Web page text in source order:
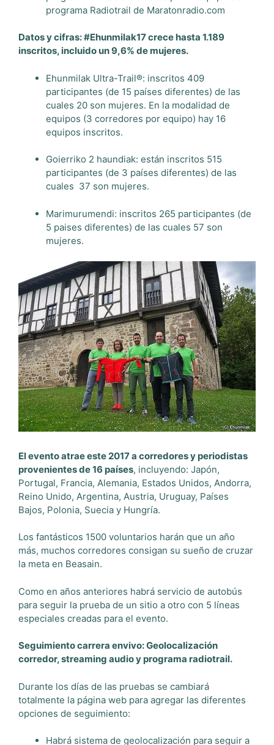
programa Radiotrail de Maratonradio.com
Datos y cifras: #Ehunmilak17 crece hasta 1.189
inscritos, incluido un 9,6% de mujeres.
Ehunmilak Ultra-Trail®: inscritos 409
participantes (de 15 países diferentes) de las
cuales 20 son mujeres. En la modalidad de
equipos (3 corredores por equipo) hay 16
equipos inscritos.
Goierriko 2 haundiak: están inscritos 515
participantes (de 3 países diferentes) de las
cuales 37 son mujeres.
Marimurumendi: inscritos 265 participantes (de
5 paises diferentes) de las cuales 57 son
mujeres.
El evento atrae este 2017 a corredores y periodistas
provenientes de 16 países, incluyendo: Japón,
Portugal, Francia, Alemania, Estados Unidos, Andorra,
Reino Unido, Argentina, Austria, Uruguay, Países
Bajos, Polonia, Suecia y Hungría.
Los fantásticos 1500 voluntarios harán que un año
más, muchos corredores consigan su sueño de cruzar
la meta en Beasain.
Como en años anteriores habrá servicio de autobús
para seguir la prueba de un sitio a otro con 5 líneas
especiales creadas para el evento.
Seguimiento carrera envivo: Geolocalización
corredor, streaming audio y programa radiotrail.
Durante los días de las pruebas se cambiará
totalmente la página web para agregar las diferentes
opciones de seguimiento:
Habrá sistema de geolocalización para seguir a